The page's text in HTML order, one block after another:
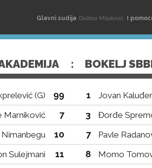
Glavni sudija: Dalibor Milatović, I
: BOKELJ
(G) 99 1
Jovan
Marniković
7 3 Đorđe
10 7
Pavle
Sulejmani
11 8
Momo